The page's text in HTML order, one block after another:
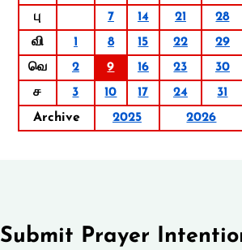
பு
7 14 21
28
வி
1 8 15 22
29
வெ
2 9 16 23
30
ச
3 10 17 24
31
Archive
2025 2026
Submit Prayer